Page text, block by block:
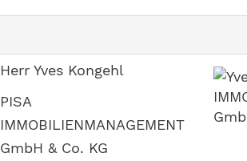
Herr Yves Kongehl
PISA
IMMOBILIENMANAGEMENT
GmbH & Co. KG